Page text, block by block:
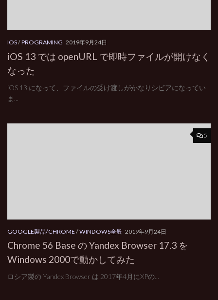
IOS/PROGRAMING 2019年9月24日
iOS 13 では openURL で即時ファイルが開けなく
なった
iOS 13 になって、ファイルの受け渡しがかなりシビアになってい
ま...
5
GOOGLE製品/CHROME/WINDOWS全般 2019年9月24日
Chrome 56 Base の Yandex Browser 17.3 を
Windows 2000で動かしてみた
ロシア製の Yandex Browser は 2017年4月にXPの...